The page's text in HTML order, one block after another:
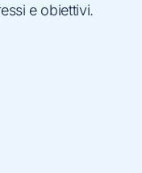
e obiettivi.